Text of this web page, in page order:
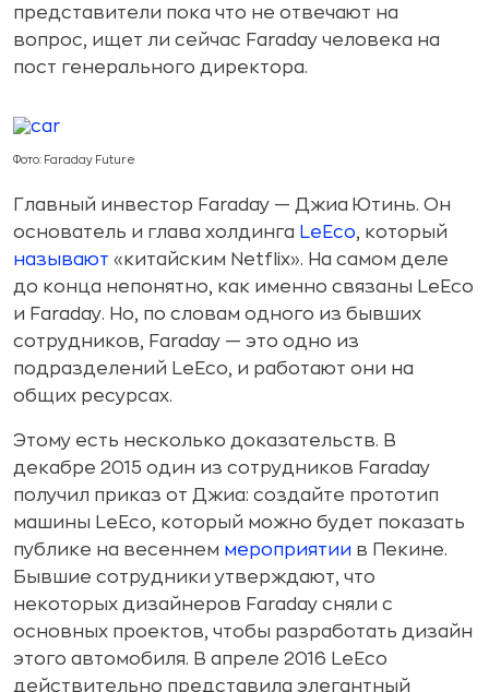
представители пока что не отвечают на
вопрос, ищет ли сейчас Faraday человека на
пост генерального директора.
Фото: Faraday Future
Главный инвестор Faraday — Джиа Ютинь. Он
основатель и глава холдинга LeEco, который
называют «китайским Netflix». На самом деле
до конца непонятно, как именно связаны LeEco
и Faraday. Но, по словам одного из бывших
сотрудников, Faraday — это одно из
подразделений LeEco, и работают они на
общих ресурсах.
Этому есть несколько доказательств. В
декабре 2015 один из сотрудников Faraday
получил приказ от Джиа: создайте прототип
машины LeEco, который можно будет показать
публике на весеннем мероприятии в Пекине.
Бывшие сотрудники утверждают, что
некоторых дизайнеров Faraday сняли с
основных проектов, чтобы разработать дизайн
этого автомобиля. В апреле 2016 LeEco
действительно представила элегантный